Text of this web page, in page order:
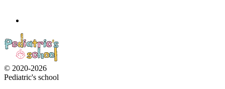
© 2020-2026
Pediatric's school